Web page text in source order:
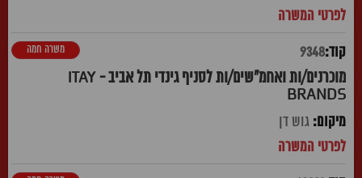
9348
מוכרנים/ות ואחמ"שים/ות לסניף גינדי תל אביב - ITAY
BRANDS
משרה חמה
גוש דן